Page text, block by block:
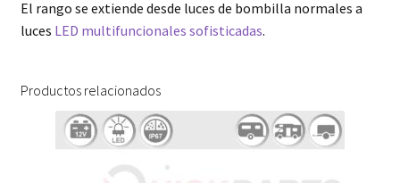
El rango se extiende desde luces de bombilla normales a
luces LED multifuncionales sofisticadas.
Productos relacionados